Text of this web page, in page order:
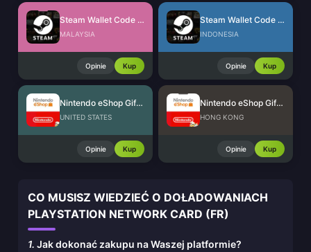
Steam Wallet Code (MYR)
MALAYSIA
Opinie Kup
Steam Wallet Code (IDR)
INDONESIA
Opinie Kup
Nintendo eShop Gift Card (US)
UNITED STATES
Opinie Kup
Nintendo eShop Gift Card (HK)
HONG KONG
Opinie Kup
CO MUSISZ WIEDZIEĆ O DOŁADOWANIACH
PLAYSTATION NETWORK CARD (FR)
1. Jak dokonać zakupu na Waszej platformie?